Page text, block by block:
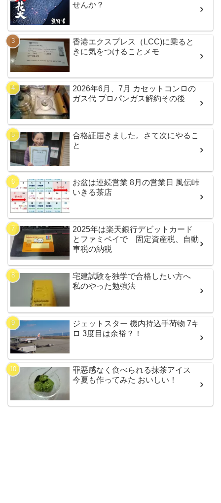
せんか？
香港エクスプレス（LCC)に乗ると
きに気をつけることメモ
2026年6月、7月 カセットコンロの
ガス代 プロパンガス解約その後
合格証届きました。さて次にやるこ
と
お盆は連続営業 8月の営業日 風伝峠
いきる茶店
2025年は楽天銀行デビットカード
とファミペイで 固定資産税、自動
車税の納税
宅建試験を独学で合格したい方へ
私のやった勉強法
ジェットスター 機内持込手荷物 7キ
ロ 3度目は余裕？！
罪悪感なく食べられる抹茶アイス
今夏も作ってみた おいしい！